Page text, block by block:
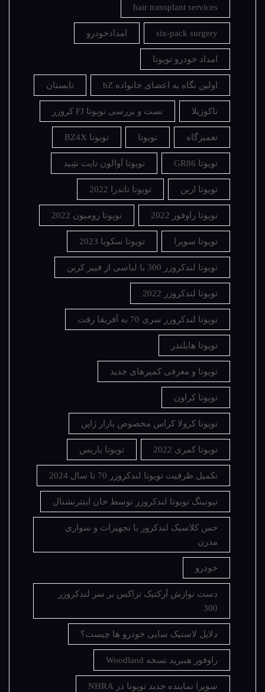
hair transplant services
six-pack surgery امدادخودرو
امداد خودرو تویوتا
اولین نگاه به اعضای خانواده bZ تابستان
تاکوزیلا تست و بررسی تویوتا FJ کروزر
تعمیزگاه تویوتا تویوتا BZ4X
تویوتا GR86 تویوتا آوالون نایت شِید
تویوتا اربن تویوتا تاندرا 2022
تویوتا راوفور 2022 تویوتا رومیون 2022
تویوتا سوپرا تویوتا سکویا 2023
تویوتا لندکروزر 300 با لباسی از فیبر کربن
تویوتا لندکروزر 2022
تویوتا لندکروزر سری 70 به آفریقا رفت
تویوتا هایلندر
تویوتا و معرفی کمپرهای جدید
تویوتا کراون
تویوتا کرولا کراس مخصوص بازار ژاپن
تویوتا کمری 2022 تویوتا یاریس
تکمیل ظرفیت تویوتا لندکروزر 70 تا سال 2024
تیونینگ تویوتا لندکروزر توسط خان اینترنشنال
حس کلاسیک لندکروز با تجهیزات و سواری
مدرن
خودرو
دست نوازش آرکتیک تراکس بر سر لندکروزر
300
دلایل لاستیک سایی خودرو ها چیست؟
راوفور هیبرید نسخه Woodland
سوپرا نماینده جدید تویوتا در NHRA